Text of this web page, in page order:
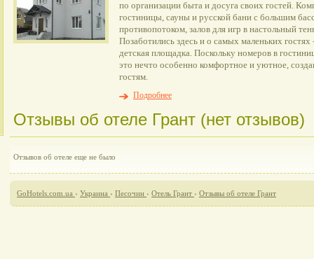
по организации быта и досуга своих гостей.
гостиницы, сауны и русской бани с большим
противопотоком, залов для игр в настольный
Позаботились здесь и о самых маленьких гостях
детская площадка. Поскольку номеров в
это нечто особенно комфортное и уютное,
гостям.
Подробнее
Отзывы об отеле Грант (нет отзывов)
Отзывов об отеле еще не было
GoHotels.com.ua › Украина › Песочин › Отель Грант › Отзывы об отеле Грант